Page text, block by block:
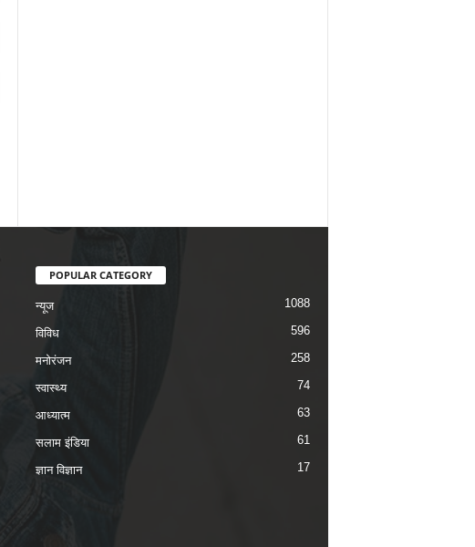
POPULAR CATEGORY
न्यूज 1088
विविध 596
मनोरंजन 258
स्वास्थ्य 74
आध्यात्म 63
सलाम इंडिया 61
ज्ञान विज्ञान 17